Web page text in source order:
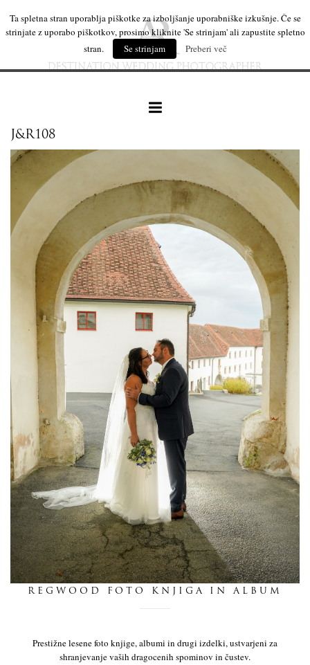
leseni izdelki
mi
dnevnik
pišite nam
J&R108
REGWOOD FOTO KNJIGA IN ALBUM
Prestižne lesene foto knjige, albumi in drugi izdelki, ustvarjeni za
shranjevanje vaših dragocenih spominov in čustev.
Ta spletna stran uporablja piškotke za izboljšanje uporabniške izkušnje. Če se
strinjate z uporabo piškotkov, prosimo kliknite 'Se strinjam' ali zapustite spletno
stran.
Se strinjam Preberi več